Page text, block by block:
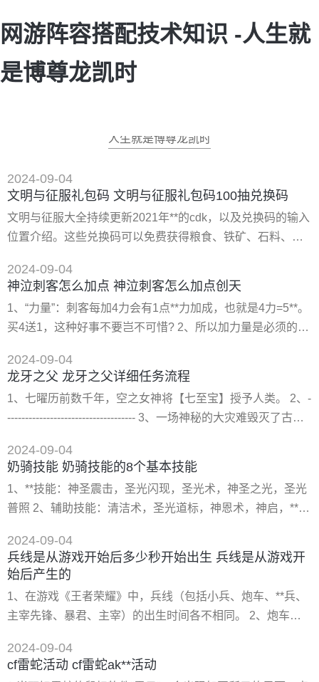
网游阵容搭配技术知识 -人生就
是博尊龙凯时
人生就是博尊龙凯时
2024-09-04
文明与征服礼包码 文明与征服礼包码100抽兑换码
文明与征服大全持续更新2021年**的cdk，以及兑换码的输入
位置介绍。这些兑换码可以免费获得粮食、铁矿、石料、木
玩家们赶快来领取礼包码吧。 1、进入文明与征服，点击左
上角的头像。 2、再点找到礼包兑换，把礼包码输入进去。
3、点击兑换，资源道具直接放入背包内。 1、《文明与征
服》游戏中100抽是**发放的**，很多玩家想知道兑换码是什
2024-09-04
神泣刺客怎么加点 神泣刺客怎么加点创天
1、“力量”：刺客每加4力会有1点**力加成，也就是4力=5**。
买4送1，这种好事不要岂不可惜? 2、所以加力量是必须的，
1点**力加成，也就是4敏=4命中 4回避 20活力值 1点**。1石
4鸟。 4、敏捷是刺客的生命，同时刺客的技能会大量消耗活
力值。显然，敏捷也是刺客必加的。 5、“幸运”：很不幸的告
诉刺客
2024-09-04
龙牙之父 龙牙之父详细任务流程
1、七曜历前数千年，空之女神将【七至宝】授予人类。 2、-
------------------------------------ 3、一场神秘的大灾难毁灭了古代
坏”。大崩坏之后整个世界持续了数百年的战乱，七耀教会建
立。 4、-------------------------------------- 5
2024-09-04
奶骑技能 奶骑技能的8个基本技能
1、**技能：神圣震击，圣光闪现，圣光术，神圣之光，圣光
普照 2、辅助技能：清洁术，圣光道标，神恩术，神启，**之
保护之手，圣疗术 3、进攻技能：驱邪术，神圣震击，远程
审判，愤怒之锤 4、在魔兽世界熊猫人之谜中，对圣骑士进
改为三系天赋共有的技能。 6、恳求(22级)
2024-09-04
兵线是从游戏开始后多少秒开始出生 兵线是从游戏开
始后产生的
1、在游戏《王者荣耀》中，兵线（包括小兵、炮车、**兵、
主宰先锋、暴君、主宰）的出生时间各不相同。 2、炮车是
宰是游戏开始后第8分钟出生。 3、小兵的出生时间是在游戏
开始后的10秒。 4、以上信息仅供参考，可查看游戏**或者咨
2024-09-04
cf雷蛇活动 cf雷蛇ak**活动